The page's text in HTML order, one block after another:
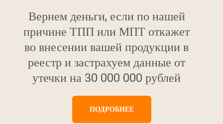
Вернем деньги, если по нашей
причине ТПП или МПТ откажет
во внесении вашей продукции в
реестр и застрахуем данные от
утечки на 30 000 000 рублей
ПОДРОБНЕЕ